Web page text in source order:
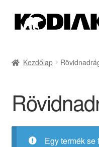
Ugrás
a
Kilépés
a
Kezdőoldal
Kosár
Kezdőlap
Egy termék se